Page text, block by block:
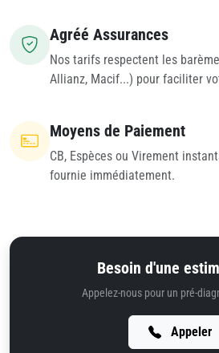
Agréé Assurances
Nos tarifs respectent les
Allianz, Macif...) pour faciliter
Moyens de Paiement
CB, Espèces ou Virement
fournie immédiatement.
Besoin d'une
Appelez-nous pour un pré-
Appeler